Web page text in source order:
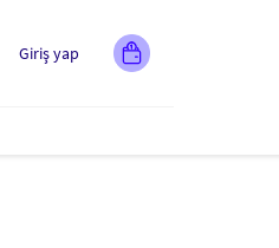
Giriş yap